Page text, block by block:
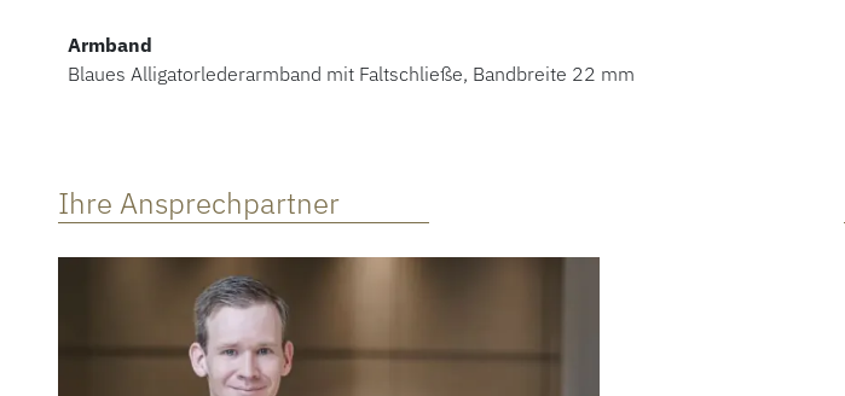
Armband
Blaues Alligatorlederarmband mit Faltschließe, Bandbreite 22 mm
Ihre Ansprechpartner